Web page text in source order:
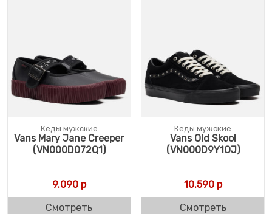
Кеды мужские
Vans Mary Jane Creeper
(VN000D072Q1)
9.090р
Смотреть
Кеды мужские
Vans Old Skool
(VN000D9Y1OJ)
10.590р
Смотреть